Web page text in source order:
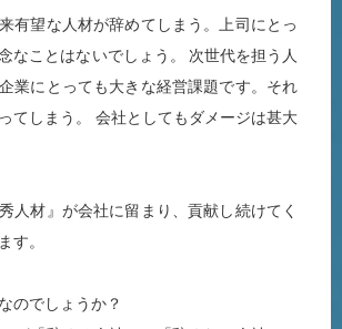
有望な人材が辞めてしまう。上司にとっ
なことはないでしょう。 次世代を担う人
業にとっても大きな経営課題です。それ
てしまう。 会社としてもダメージは甚大
人材』が会社に留まり、貢献し続けてく
す。
のでしょうか？